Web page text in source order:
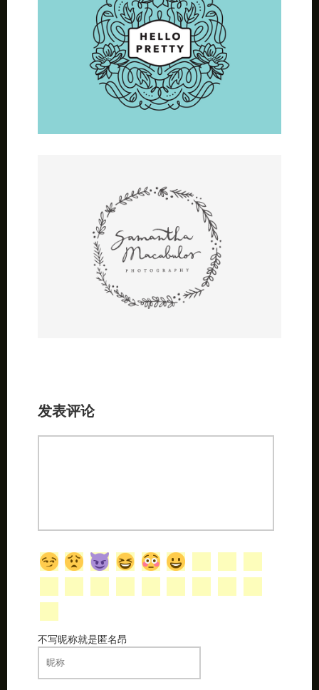
发表评论
不写昵称就是匿名昂